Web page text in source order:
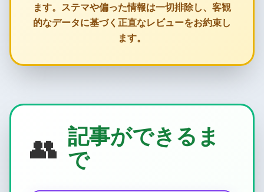
ます。ステマや偏った情報は一切排除し、客観
的なデータに基づく正直なレビューをお約束し
ます。
👥 記事ができるま
で